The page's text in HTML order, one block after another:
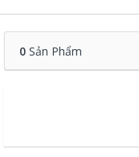
0 Sản Phẩm